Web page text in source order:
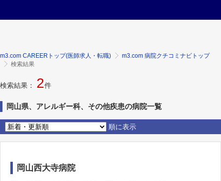
m3.com CAREERトップ(医師求人・転職)
m3.com 病院クチコミナビトップ
検索結果
検索結果： 2件
岡山県、アレルギー科、その他疾患の病院一覧
順に表示
岡山西大寺病院